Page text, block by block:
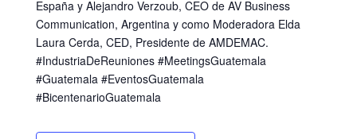
España y Alejandro Verzoub, CEO de AV Business
Communication, Argentina y como Moderadora Elda
Laura Cerda, CED, Presidente de AMDEMAC.
#IndustriaDeReuniones #MeetingsGuatemala
#Guatemala #EventosGuatemala
#BicentenarioGuatemala